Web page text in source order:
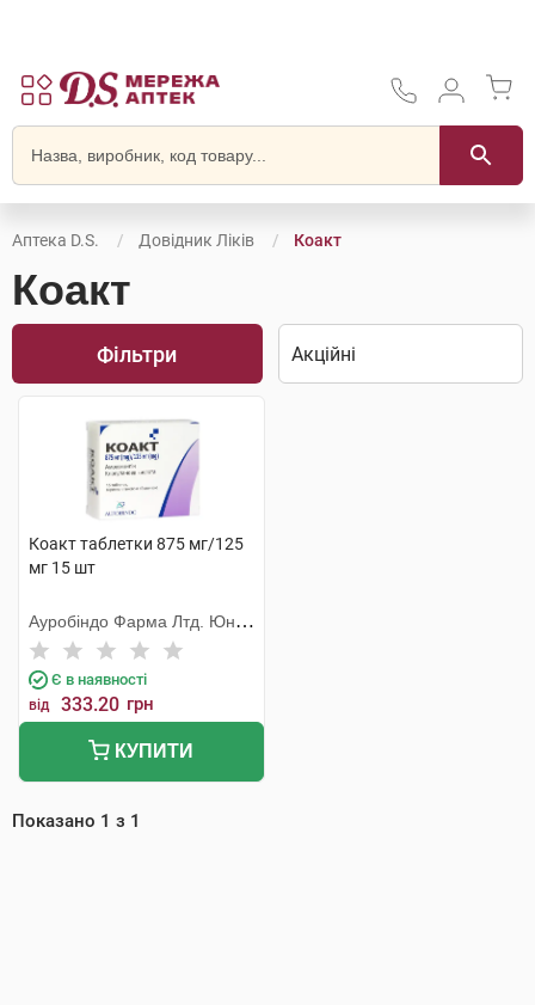
Аптека D.S. Довідник Ліків Коакт
Коакт
Фільтри
Коакт таблетки 875 мг/125
мг 15 шт
Ауробіндо Фарма Лтд. Юніт
VI
Є в наявності
від 333.20 грн
КУПИТИ
Показано 1 з 1